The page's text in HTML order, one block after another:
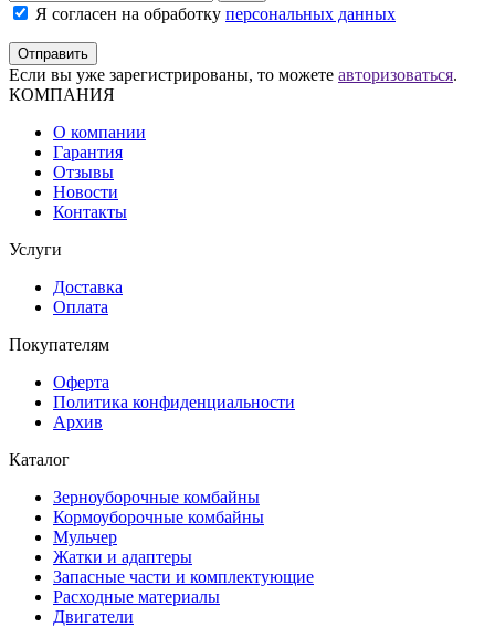
Я согласен на обработку персональных данных
Отправить
Если вы уже зарегистрированы, то можете авторизоваться.
КОМПАНИЯ
О компании
Гарантия
Отзывы
Новости
Контакты
Услуги
Доставка
Оплата
Покупателям
Оферта
Политика конфиденциальности
Архив
Каталог
Зерноуборочные комбайны
Кормоуборочные комбайны
Мульчер
Жатки и адаптеры
Запасные части и комплектующие
Расходные материалы
Двигатели